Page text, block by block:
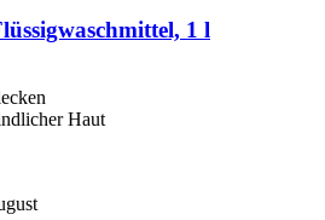
1 l
Haut